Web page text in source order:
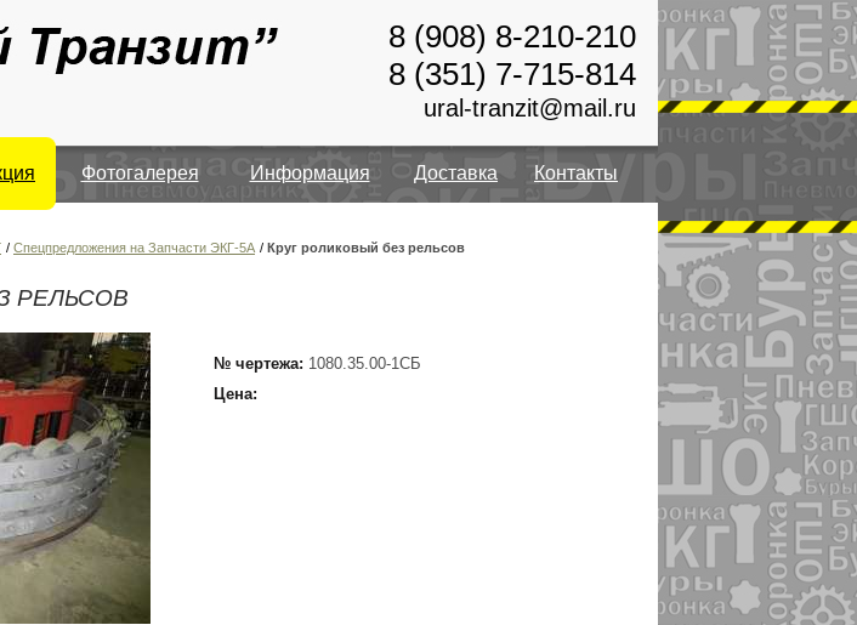
8 (908) 8-210-210
8 (351) 7-715-814
ural-tranzit@mail.ru
Фотогалерея Информация Доставка Контакты
/ Спецпредложения на Запчасти ЭКГ-5А / Круг роликовый без рельсов
РЕЛЬСОВ
№ чертежа: 1080.35.00-1СБ
Цена: